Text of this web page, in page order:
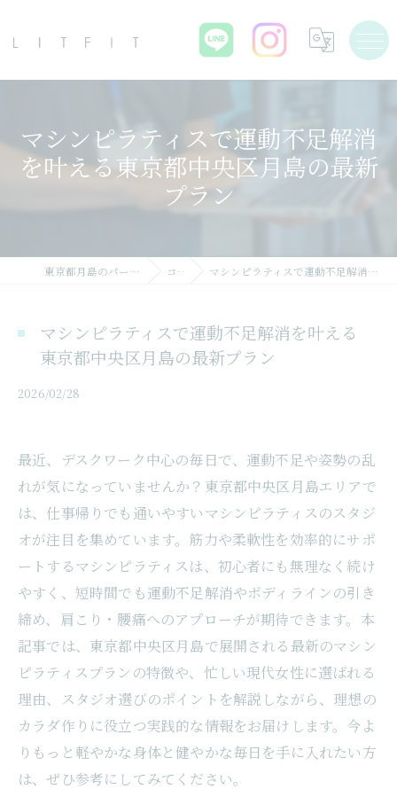
マシンピラティスで運動不足解消
を叶える東京都中央区月島の最新
プラン
東京都月島のパーソナルジムならLIT FIT コラム マシンピラティスで運動不足解消を叶える東京都中央区月島の最新プラン
マシンピラティスで運動不足解消を叶える
東京都中央区月島の最新プラン
2026/02/28
最近、デスクワーク中心の毎日で、運動不足や姿勢の乱
れが気になっていませんか？東京都中央区月島エリアで
は、仕事帰りでも通いやすいマシンピラティスのスタジ
オが注目を集めています。筋力や柔軟性を効率的にサポ
ートするマシンピラティスは、初心者にも無理なく続け
やすく、短時間でも運動不足解消やボディラインの引き
締め、肩こり・腰痛へのアプローチが期待できます。本
記事では、東京都中央区月島で展開される最新のマシン
ピラティスプランの特徴や、忙しい現代女性に選ばれる
理由、スタジオ選びのポイントを解説しながら、理想の
カラダ作りに役立つ実践的な情報をお届けします。今よ
りもっと軽やかな身体と健やかな毎日を手に入れたい方
は、ぜひ参考にしてみてください。